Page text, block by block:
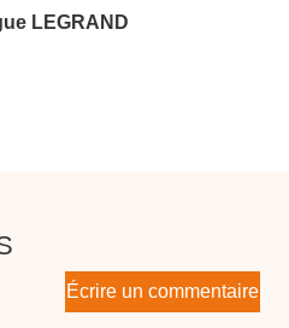
LEGRAND
Écrire un commentaire